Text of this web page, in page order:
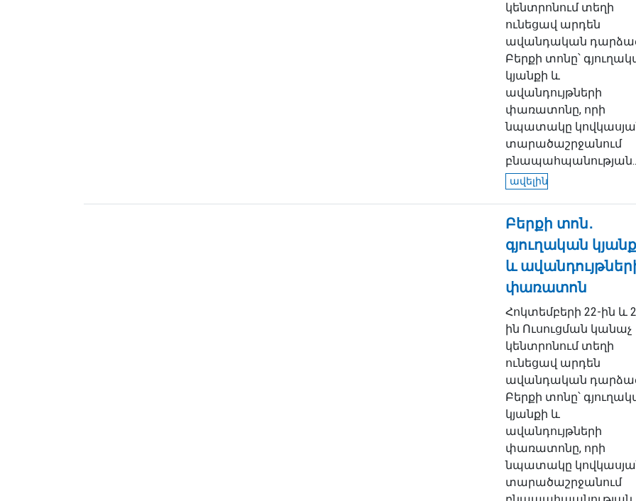
կենտրոնում տեղի
ունեցավ արդեն
ավանդական
Բերքի տոնը՝
կյանքի և
ավանդույթների
փառատոնը, որի
նպատակը
տարածաշրջանում
ավելին
Բերքի տոն․
գյուղական
և
փառատոն
Հոկտեմբերի 22-ին և
ին Ուսուցման կանաչ
կենտրոնում տեղի
ունեցավ արդեն
ավանդական
Բերքի տոնը՝
կյանքի և
ավանդույթների
փառատոնը, որի
նպատակը
տարածաշրջանում